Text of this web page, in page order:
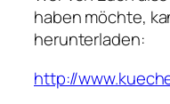
haben möchte,
herunterladen:
http://